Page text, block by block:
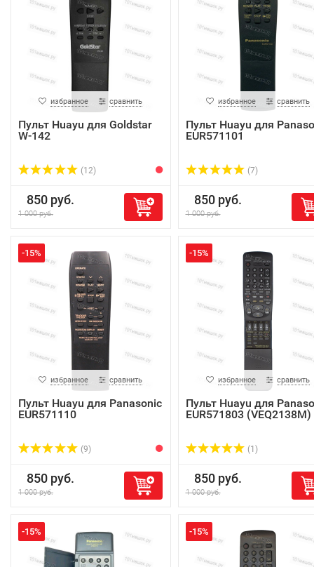
избранное сравнить
Пульт Huayu для Goldstar
W-142
(12)
850 руб.
1 000 руб.
избранное сравнить
Пульт Huayu для
EUR571101
(7)
850 руб.
1 000 руб.
-15%
избранное сравнить
Пульт Huayu для Panasonic
EUR571110
(9)
850 руб.
1 000 руб.
-15%
избранное сравнить
Пульт Huayu для
EUR571803 (VEQ2138M)
(1)
850 руб.
1 000 руб.
-15% -15%